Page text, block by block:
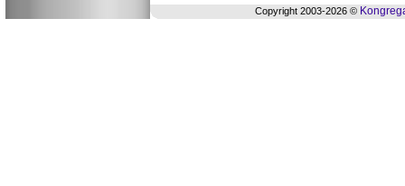
Copyright 2003-2026 ©